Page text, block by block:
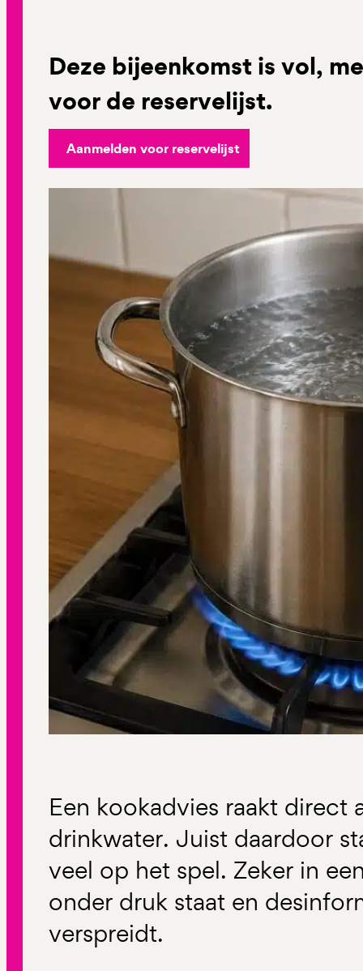
Deze bijeenkomst is vol,
voor de reservelijst.
Aanmelden voor reservelijst
Een kookadvies raakt direct
drinkwater. Juist daardoor
veel op het spel. Zeker in
onder druk staat en
verspreidt.